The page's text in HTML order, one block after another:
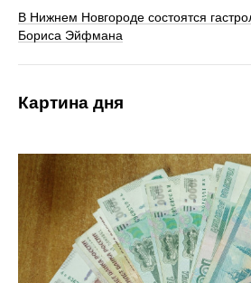
В Нижнем Новгороде состоятся
Бориса Эйфмана
Картина дня